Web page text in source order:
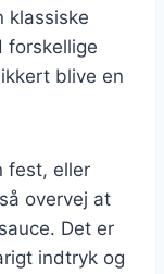
klassiske
forskellige
blive en
fest, eller
overvej at
Det er
indtryk og